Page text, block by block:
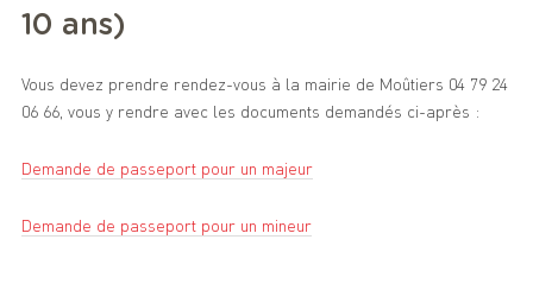
10 ans)
Vous devez prendre rendez-vous à la mairie de Moûtiers 04 79 24
06 66, vous y rendre avec les documents demandés ci-après :
Demande de passeport pour un majeur
Demande de passeport pour un mineur